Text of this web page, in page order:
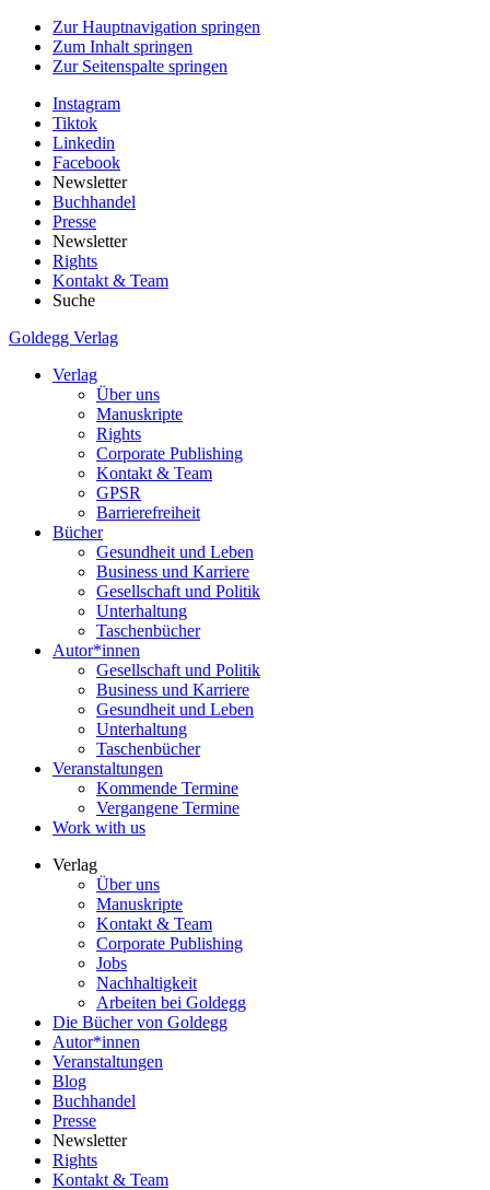
Zur Hauptnavigation springen
Zum Inhalt springen
Zur Seitenspalte springen
Instagram
Tiktok
Linkedin
Facebook
Newsletter
Buchhandel
Presse
Newsletter
Rights
Kontakt & Team
Suche
Goldegg Verlag
Verlag
Über uns
Manuskripte
Rights
Corporate Publishing
Kontakt & Team
GPSR
Barrierefreiheit
Bücher
Gesundheit und Leben
Business und Karriere
Gesellschaft und Politik
Unterhaltung
Taschenbücher
Autor*innen
Gesellschaft und Politik
Business und Karriere
Gesundheit und Leben
Unterhaltung
Taschenbücher
Veranstaltungen
Kommende Termine
Vergangene Termine
Work with us
Verlag
Über uns
Manuskripte
Kontakt & Team
Corporate Publishing
Jobs
Nachhaltigkeit
Arbeiten bei Goldegg
Die Bücher von Goldegg
Autor*innen
Veranstaltungen
Blog
Buchhandel
Presse
Newsletter
Rights
Kontakt & Team